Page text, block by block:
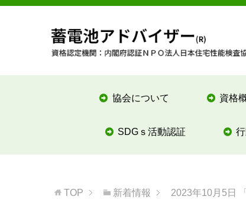
協会について 資格
SDGｓ活動認証
TOP 新着情報 2023年10月5日